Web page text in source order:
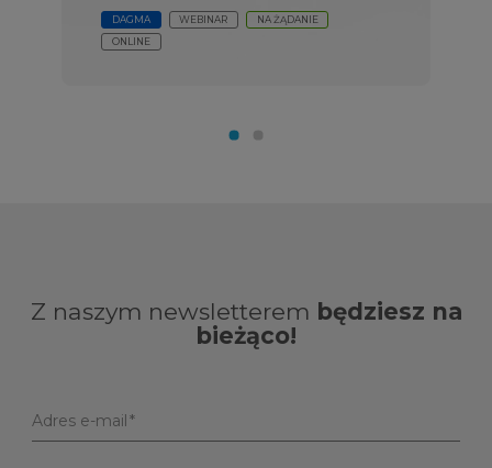
DAGMA WEBINAR
NA ŻĄDANIE
ONLINE
Z naszym newsletterem będziesz na
bieżąco!
Adres e-mail